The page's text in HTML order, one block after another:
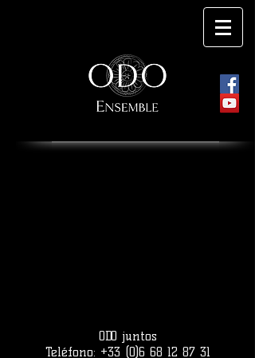
ODO juntos
Teléfono: +33 (0)6 68 12 87 31